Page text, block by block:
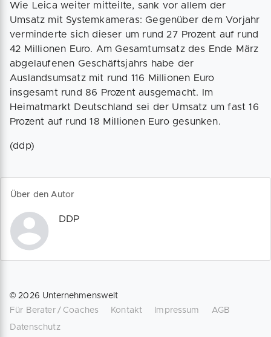
Wie Leica weiter mitteilte, sank vor allem der
Umsatz mit Systemkameras: Gegenüber dem Vorjahr
verminderte sich dieser um rund 27 Prozent auf rund
42 Millionen Euro. Am Gesamtumsatz des Ende März
abgelaufenen Geschäftsjahrs habe der
Auslandsumsatz mit rund 116 Millionen Euro
insgesamt rund 86 Prozent ausgemacht. Im
Heimatmarkt Deutschland sei der Umsatz um fast 16
Prozent auf rund 18 Millionen Euro gesunken.
(ddp)
Über den Autor
DDP
©2026 Unternehmenswelt
Für Berater / Coaches
Kontakt Impressum
AGB
Datenschutz